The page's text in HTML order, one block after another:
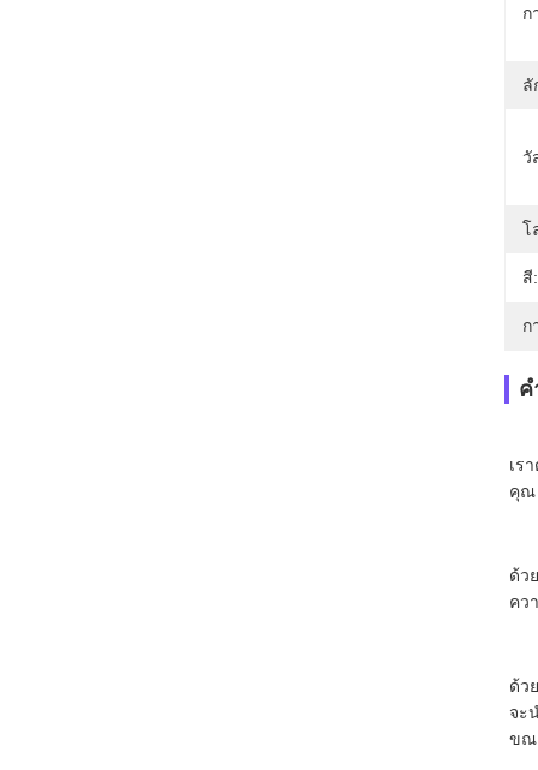
ก
ลั
วั
โ
สี:
ก
คํ
เร
คุณ
ด้ว
คว
ด้ว
จะ
ขณ